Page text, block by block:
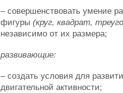
– совершенствовать умение
фигуры (круг, квадрат,
независимо от их размера;
развивающие:
– создать условия для
двигательной активности;